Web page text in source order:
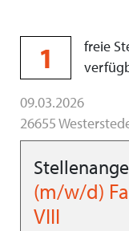
1
freie
09.03.2026
26655
(m/w/d)
VIII